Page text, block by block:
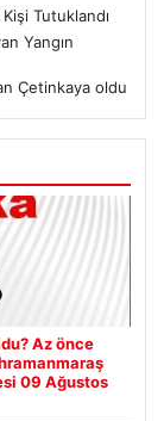
Tutuklandı
Yangın
Çetinkaya oldu
Az önce
09 Ağustos